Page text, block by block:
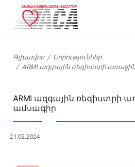
Գլխավոր
Նորություններ
ARMI ազգային ռեգիստրի
ARMI ազգային ռեգիստրի
ամսագիր
21.02.2024